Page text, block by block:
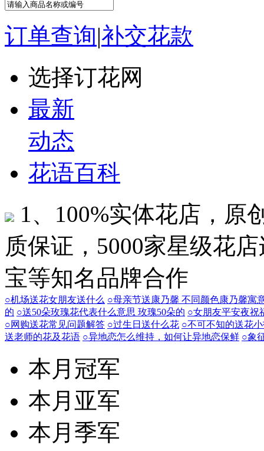
订单查询|补交花款
选择订花网
最新
动态
花语百科
1、100%实体花店，原
质保证，5000家星级花
宝等知名品牌合作
○机场送花女朋友送什么 ○母亲节送康乃馨 不同颜色康乃馨寓
的 ○送50朵玫瑰花代表什么意思 玫瑰50朵的 ○女朋友平安夜祝
○网购送花常见问题解答 ○过生日送什么花 ○不可不知的送花
送老师的花及花语 ○异地恋怎么维持，如何让异地恋保鲜 ○象
本月冠军
本月亚军
本月季军